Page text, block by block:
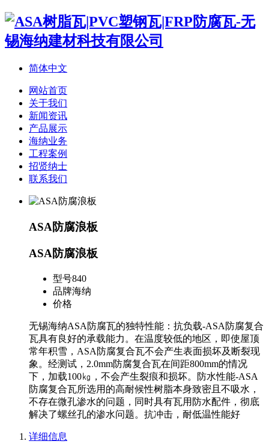
简体中文
网站首页
关于我们
新闻资讯
产品展示
海纳业务
工程案例
招贤纳士
联系我们
ASA防腐浪板
ASA防腐浪板
型号840
品牌海纳
价格
无锡海纳ASA防腐瓦的独特性能：抗负载-ASA防腐复合
瓦具有良好的承载能力。在温度较低的地区，即使屋顶
常年积雪，ASA防腐复合瓦不会产生表面损坏及断裂现
象。经测试，2.0mm防腐复合瓦在间距800mm的情况
下，加载100㎏，不会产生裂痕和损坏。防水性能-ASA
防腐复合瓦所选用的高耐候性树脂本身致密且不吸水，
不存在微孔渗水的问题，同时具有瓦用防水配件，彻底
解决了螺丝孔的渗水问题。抗冲击，耐低温性能好
详细信息